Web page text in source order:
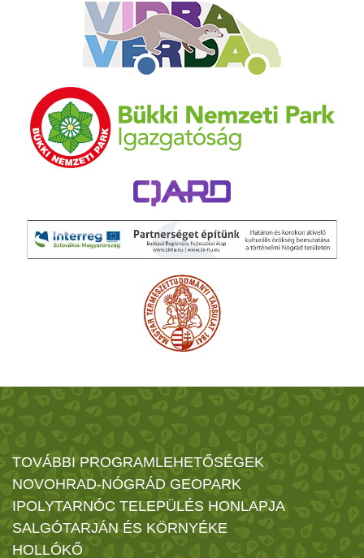
TOVÁBBI PROGRAMLEHETŐSÉGEK
NOVOHRAD-NÓGRÁD GEOPARK
IPOLYTARNÓC TELEPÜLÉS HONLAPJA
SALGÓTARJÁN ÉS KÖRNYÉKE
HOLLÓKŐ